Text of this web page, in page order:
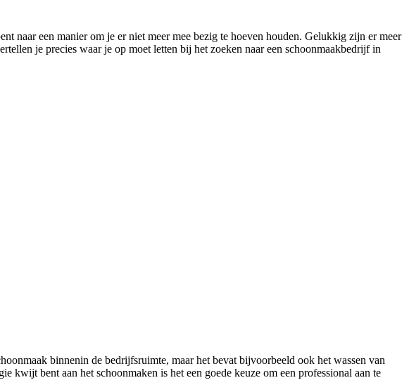
naar een manier om je er niet meer mee bezig te hoeven houden. Gelukkig zijn er meer
je precies waar je op moet letten bij het zoeken naar een schoonmaakbedrijf in
binnenin de bedrijfsruimte, maar het bevat bijvoorbeeld ook het wassen van
bent aan het schoonmaken is het een goede keuze om een professional aan te